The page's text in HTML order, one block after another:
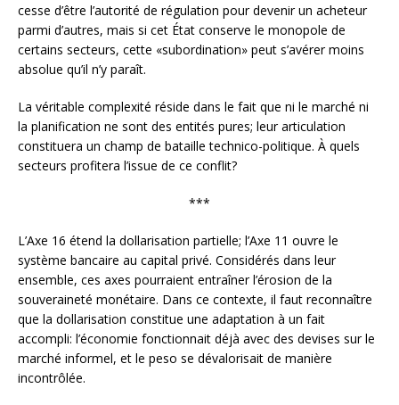
cesse d’être l’autorité de régulation pour devenir un acheteur
parmi d’autres, mais si cet État conserve le monopole de
certains secteurs, cette «subordination» peut s’avérer moins
absolue qu’il n’y paraît.
La véritable complexité réside dans le fait que ni le marché ni
la planification ne sont des entités pures; leur articulation
constituera un champ de bataille technico-politique. À quels
secteurs profitera l’issue de ce conflit?
***
L’Axe 16 étend la dollarisation partielle; l’Axe 11 ouvre le
système bancaire au capital privé. Considérés dans leur
ensemble, ces axes pourraient entraîner l’érosion de la
souveraineté monétaire. Dans ce contexte, il faut reconnaître
que la dollarisation constitue une adaptation à un fait
accompli: l’économie fonctionnait déjà avec des devises sur le
marché informel, et le peso se dévalorisait de manière
incontrôlée.